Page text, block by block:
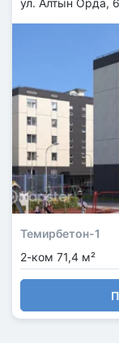
ул. Алтын Орда,
Темирбетон-1
2-ком 71,4 м²